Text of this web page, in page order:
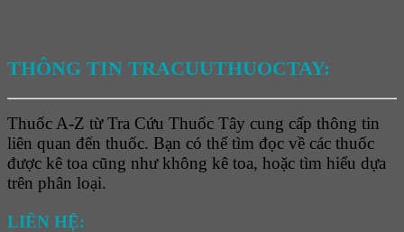
THÔNG TIN TRACUUTHUOCTAY:
Thuốc A-Z từ Tra Cứu Thuốc Tây cung cấp thông tin
liên quan đến thuốc. Bạn có thể tìm đọc về các thuốc
được kê toa cũng như không kê toa, hoặc tìm hiểu dựa
trên phân loại.
LIÊN HỆ: